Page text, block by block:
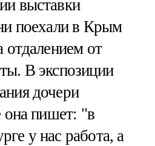
выставки
поехали в Крым
отдалением от
В экспозиции
дочери
она пишет: "в
у нас работа, а